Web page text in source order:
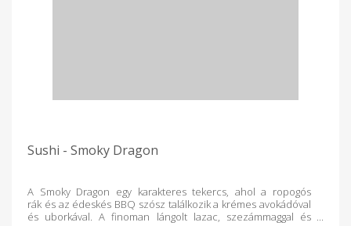
Sushi - Smoky Dragon
A Smoky Dragon egy karakteres tekercs, ahol a ropogós
rák és az édeskés BBQ szósz találkozik a krémes avokádóval
és uborkával. A finoman lángolt lazac, szezámmaggal és